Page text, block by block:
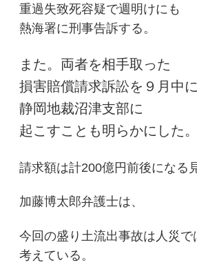
重過失致死容疑で週明けにも
熱海署に刑事告訴する。
また。両者を相手取った
損害賠償請求訴訟を９月中に
静岡地裁沼津支部に
起こすことも明らかにした。
請求額は計200億円前後になる
加藤博太郎弁護士は、
今回の盛り土流出事故は人災で
考えている。